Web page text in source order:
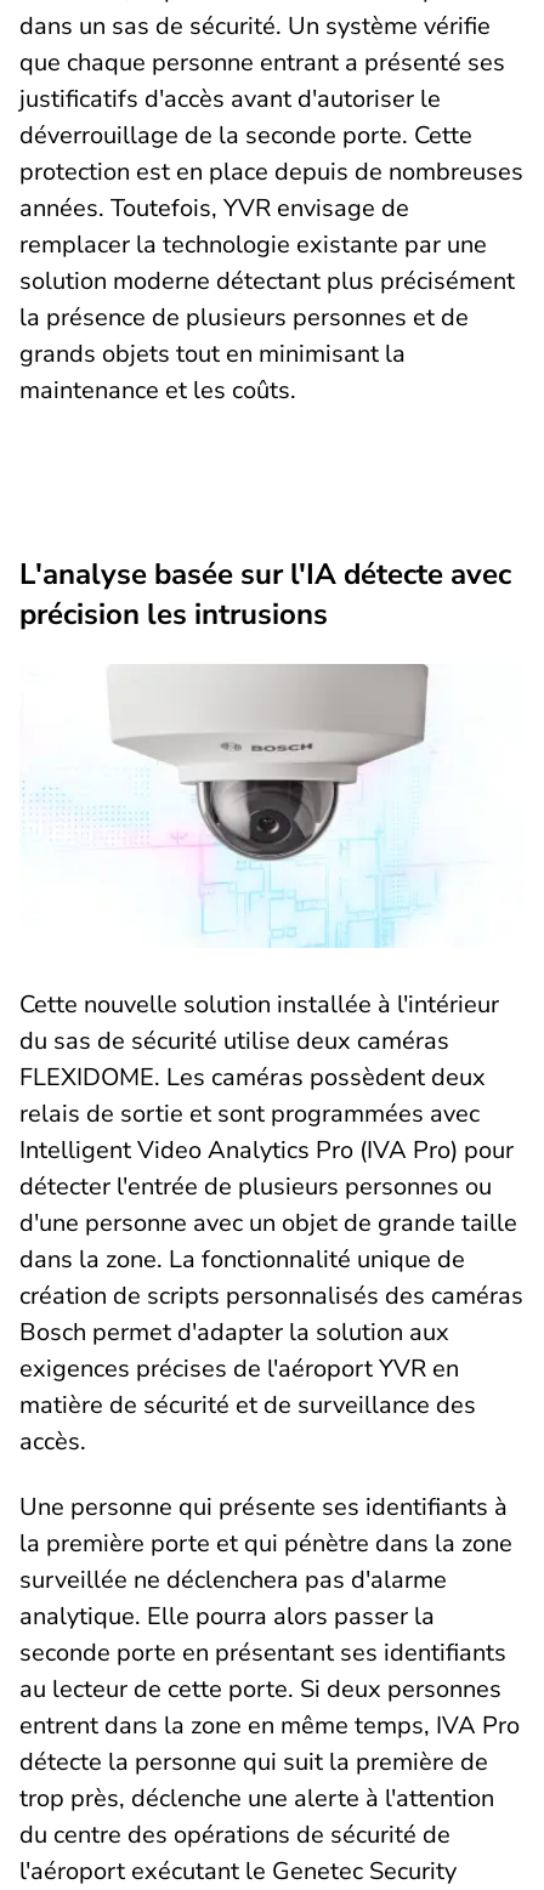
dans un sas de sécurité. Un système vérifie
que chaque personne entrant a présenté ses
justificatifs d'accès avant d'autoriser le
déverrouillage de la seconde porte. Cette
protection est en place depuis de nombreuses
années. Toutefois, YVR envisage de
remplacer la technologie existante par une
solution moderne détectant plus précisément
la présence de plusieurs personnes et de
grands objets tout en minimisant la
maintenance et les coûts.
L'analyse basée sur l'IA détecte avec
précision les intrusions
Cette nouvelle solution installée à l'intérieur
du sas de sécurité utilise deux caméras
FLEXIDOME. Les caméras possèdent deux
relais de sortie et sont programmées avec
Intelligent Video Analytics Pro (IVA Pro) pour
détecter l'entrée de plusieurs personnes ou
d'une personne avec un objet de grande taille
dans la zone. La fonctionnalité unique de
création de scripts personnalisés des caméras
Bosch permet d'adapter la solution aux
exigences précises de l'aéroport YVR en
matière de sécurité et de surveillance des
accès.
Une personne qui présente ses identifiants à
la première porte et qui pénètre dans la zone
surveillée ne déclenchera pas d'alarme
analytique. Elle pourra alors passer la
seconde porte en présentant ses identifiants
au lecteur de cette porte. Si deux personnes
entrent dans la zone en même temps, IVA Pro
détecte la personne qui suit la première de
trop près, déclenche une alerte à l'attention
du centre des opérations de sécurité de
l'aéroport exécutant le Genetec Security